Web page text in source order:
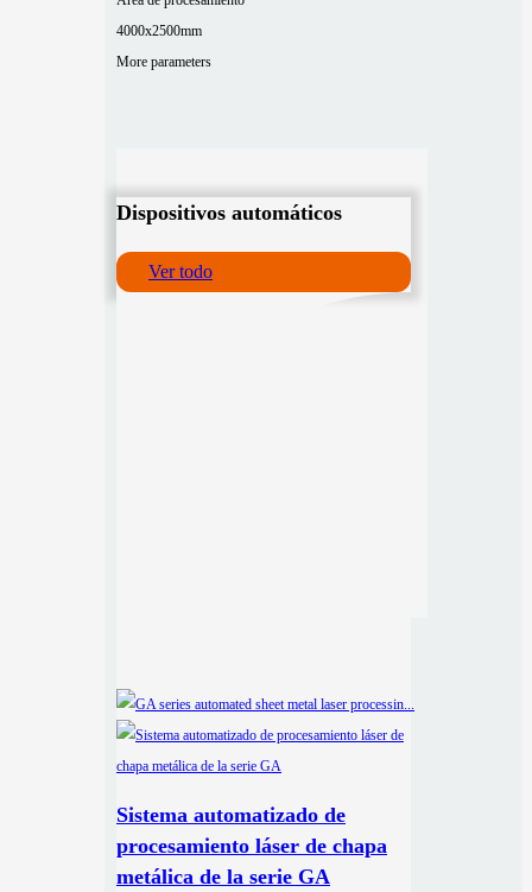
4000x2500mm
More parameters
Dispositivos automáticos
Ver todo
Sistema automatizado de
procesamiento láser de chapa
metálica de la serie GA